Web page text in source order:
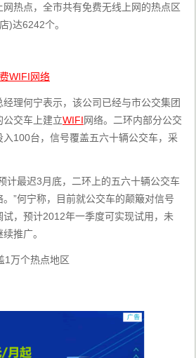
热点，全市共有免费无线上网的热点区
)达6242个。
WIFI网络
理何宁表示，该公司已经与市公交集团
公交车上建立WIFI网络。二环内部分公交
100台，信号覆盖五六十辆公交车，采
计最迟3月底，二环上的五六十辆公交车
”何宁称，目前就公交车的颠簸对信号
，预计2012年一季度可实现试用，未
推广。
1万个热点地区